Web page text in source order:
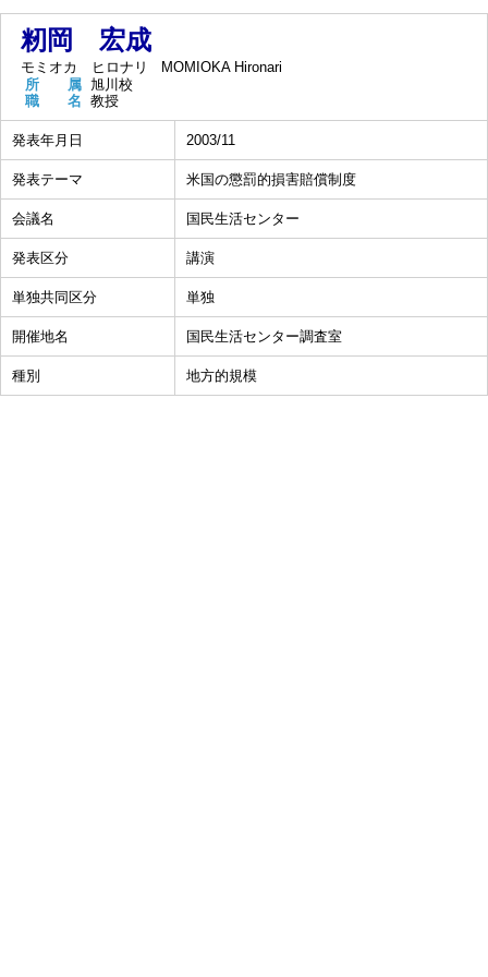
籾岡 宏成
モミオカ ヒロナリ
MOMIOKA Hironari
所 属 旭川校
職 名 教授
発表年月日 2003/11
発表テーマ 米国の懲罰的損害賠償制度
会議名 国民生活センター
発表区分 講演
単独共同区分 単独
開催地名 国民生活センター調査室
種別 地方的規模